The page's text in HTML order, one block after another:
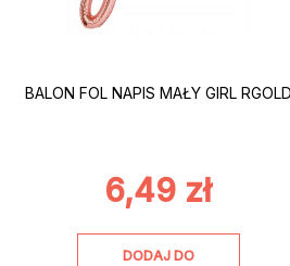
BALON FOL NAPIS MAŁY GIRL RGOLD
6,49 zł
DODAJ DO